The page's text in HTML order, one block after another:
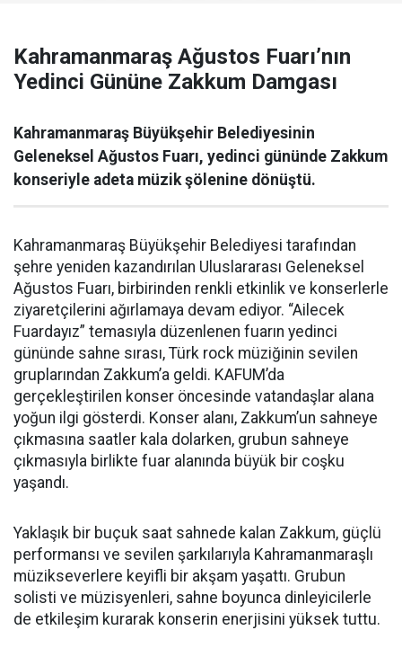
Kahramanmaraş Ağustos Fuarı’nın
Yedinci Gününe Zakkum Damgası
Kahramanmaraş Büyükşehir Belediyesinin
Geleneksel Ağustos Fuarı, yedinci gününde Zakkum
konseriyle adeta müzik şölenine dönüştü.
Kahramanmaraş Büyükşehir Belediyesi tarafından
şehre yeniden kazandırılan Uluslararası Geleneksel
Ağustos Fuarı, birbirinden renkli etkinlik ve konserlerle
ziyaretçilerini ağırlamaya devam ediyor. “Ailecek
Fuardayız” temasıyla düzenlenen fuarın yedinci
gününde sahne sırası, Türk rock müziğinin sevilen
gruplarından Zakkum’a geldi. KAFUM’da
gerçekleştirilen konser öncesinde vatandaşlar alana
yoğun ilgi gösterdi. Konser alanı, Zakkum’un sahneye
çıkmasına saatler kala dolarken, grubun sahneye
çıkmasıyla birlikte fuar alanında büyük bir coşku
yaşandı.
Yaklaşık bir buçuk saat sahnede kalan Zakkum, güçlü
performansı ve sevilen şarkılarıyla Kahramanmaraşlı
müzikseverlere keyifli bir akşam yaşattı. Grubun
solisti ve müzisyenleri, sahne boyunca dinleyicilerle
de etkileşim kurarak konserin enerjisini yüksek tuttu.